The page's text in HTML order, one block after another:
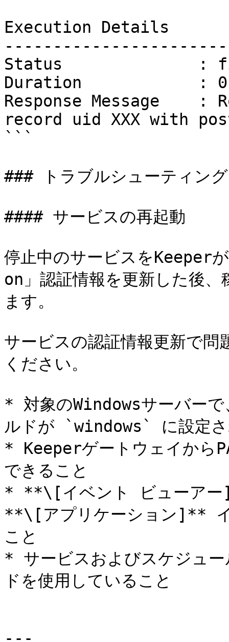
Execution Details
Status              :
Duration            :
Response Message    :
record uid XXX with
```
### トラブルシューティング
#### サービスの再起動
停止中のサービスをKeeper
on」認証情報を更新した後
ます。
サービスの認証情報更新で問
ください。
* 対象のWindowsサーバー
ルドが `windows` に設定さ
* Keeperゲートウェイから
できること
* **\[イベント ビューア
**\[アプリケーション]** イ
こと
* サービスおよびスケジュー
ドを使用していること
---